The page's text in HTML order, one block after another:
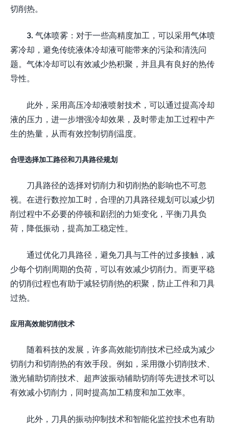
切削热。
3. 气体喷雾：对于一些高精度加工，可以采用气体喷
雾冷却，避免传统液体冷却液可能带来的污染和清洗问
题。气体冷却可以有效减少热积聚，并且具有良好的热传
导性。
此外，采用高压冷却液喷射技术，可以通过提高冷却
液的压力，进一步增强冷却效果，及时带走加工过程中产
生的热量，从而有效控制切削温度。
合理选择加工路径和刀具路径规划
刀具路径的选择对切削力和切削热的影响也不可忽
视。在进行数控加工时，合理的刀具路径规划可以减少切
削过程中不必要的停顿和剧烈的力矩变化，平衡刀具负
荷，降低振动，提高加工稳定性。
通过优化刀具路径，避免刀具与工件的过多接触，减
少每个切削周期的负荷，可以有效减少切削力。而更平稳
的切削过程也有助于减轻切削热的积聚，防止工件和刀具
过热。
应用高效能切削技术
随着科技的发展，许多高效能切削技术已经成为减少
切削力和切削热的有效手段。例如，采用微小切削技术、
激光辅助切削技术、超声波振动辅助切削等先进技术可以
有效减小切削力，同时提高加工精度和加工效率。
此外，刀具的振动抑制技术和智能化监控技术也有助